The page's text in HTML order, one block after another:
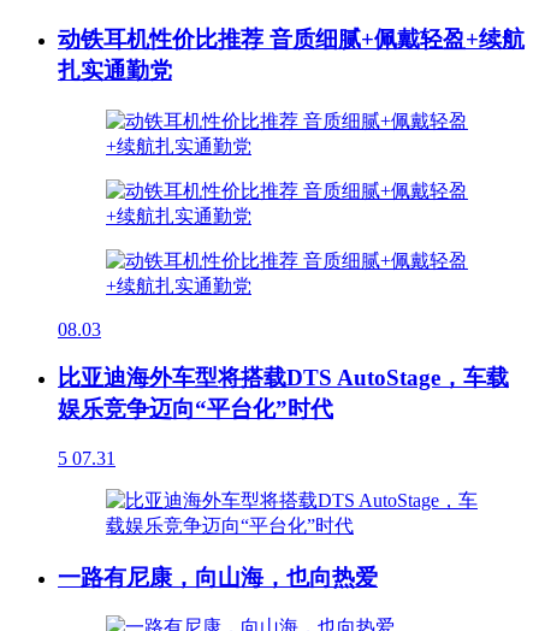
动铁耳机性价比推荐 音质细腻+佩戴轻盈+续航
扎实通勤党
08.03
比亚迪海外车型将搭载DTS AutoStage，车载
娱乐竞争迈向“平台化”时代
5 07.31
一路有尼康，向山海，也向热爱